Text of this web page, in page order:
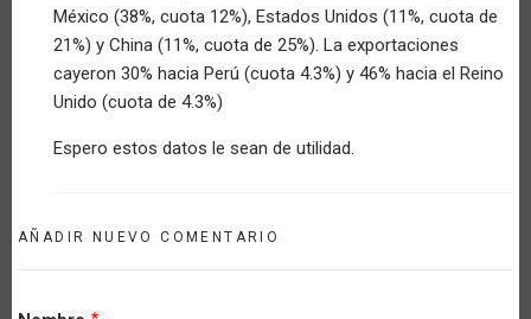
México (38%, cuota 12%), Estados Unidos (11%, cuota de
21%) y China (11%, cuota de 25%). La exportaciones
cayeron 30% hacia Perú (cuota 4.3%) y 46% hacia el Reino
Unido (cuota de 4.3%)
Espero estos datos le sean de utilidad.
AÑADIR NUEVO COMENTARIO